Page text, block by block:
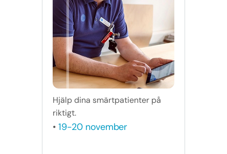
Hjälp dina smärtpatienter på
riktigt.
• 19-20 november